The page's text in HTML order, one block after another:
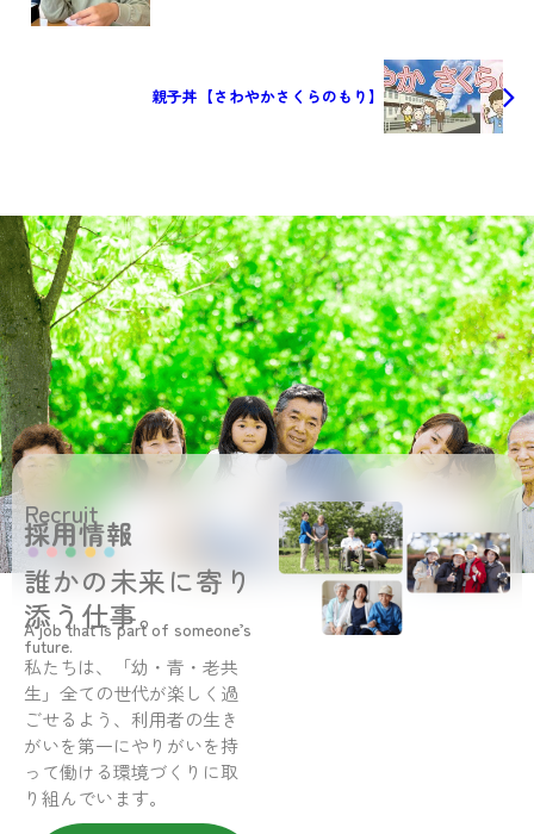
親子丼【さわやかさくらのもり】
Recruit
採用情報
誰かの未来に寄り
添う仕事。
A job that is part of someone’s
future.
私たちは、「幼・青・老共
生」全ての世代が楽しく過
ごせるよう、利用者の生き
がいを第一にやりがいを持
って働ける環境づくりに取
り組んでいます。